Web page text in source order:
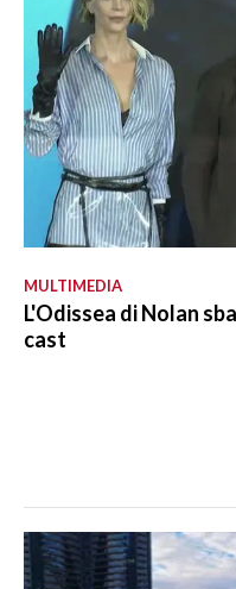
MULTIMEDIA
L'Odissea di Nolan
cast